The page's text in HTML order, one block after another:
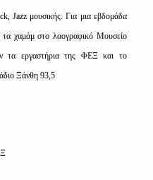
,Jazz μουσικής. Για μια εβδομάδα
τα χαμάμ στο λαογραφικό Μουσείο
τα εργαστήρια της ΦΕΞ και το
Ξάνθη 93,5